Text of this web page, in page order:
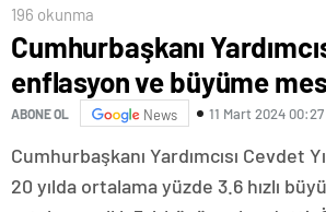
196 okunma
Cumhurbaşkanı
enflasyon ve büyüme
ABONE OL News 11 Mart 2024 00:27
Cumhurbaşkanı Yardımcısı Cevdet
20 yılda ortalama yüzde 3.6 hızlı